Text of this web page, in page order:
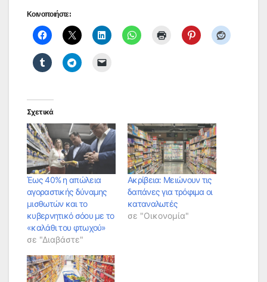
Κοινοποιήστε:
Σχετικά
Έως 40% η απώλεια
αγοραστικής δύναμης
μισθωτών και το
κυβερνητικό σόου με το
«καλάθι του φτωχού»
σε "Διαβάστε"
Ακρίβεια: Μειώνουν τις
δαπάνες για τρόφιμα οι
καταναλωτές
σε "Οικονομία"